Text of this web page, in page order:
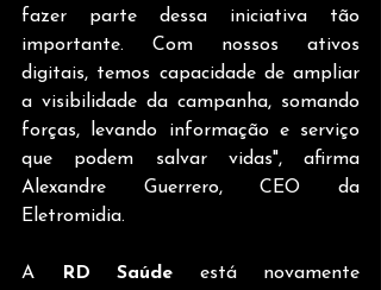
fazer parte dessa iniciativa tão
importante. Com nossos ativos
digitais, temos capacidade de ampliar
a visibilidade da campanha, somando
forças, levando informação e serviço
que podem salvar vidas", afirma
Alexandre Guerrero, CEO da
Eletromidia.
A RD Saúde está novamente